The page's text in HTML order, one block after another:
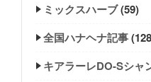
ミックスハーブ(59)
全国ハナヘナ記事
キアラーレDO-Sシャ